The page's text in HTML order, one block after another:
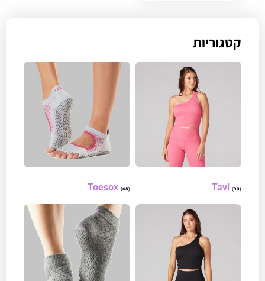
קטגוריות
Tavi (90)
Toesox (68)